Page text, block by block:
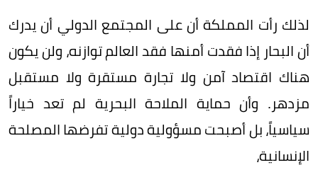
لذلك رأت المملكة أن على المجتمع الدولي أن يدرك
أن البحار إذا فقدت أمنها فقد العالم توازنه، ولن يكون
هناك اقتصاد آمن ولا تجارة مستقرة ولا مستقبل
مزدهر. وأن حماية الملاحة البحرية لم تعد خياراً
سياسياً، بل أصبحت مسؤولية دولية تفرضها المصلحة
الإنسانية،